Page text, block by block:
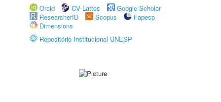
Orcid
CV Lattes
Google Scholar
ResearcherID
Scopus
Fapesp
Dimensions
Repositório Institucional UNESP